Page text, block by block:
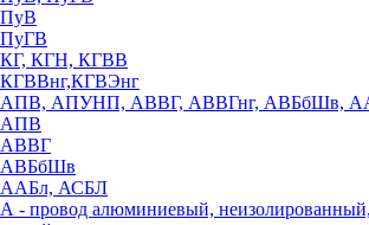
ПуВ
ПуГВ
КГ, КГН, КГВВ
КГВВнг,КГВЭнг
АПВ, АПУНП, АВВГ, АВВГнг, АВБбШв,
АПВ
АВВГ
АВБбШв
ААБл, АСБЛ
А - провод алюминиевый,